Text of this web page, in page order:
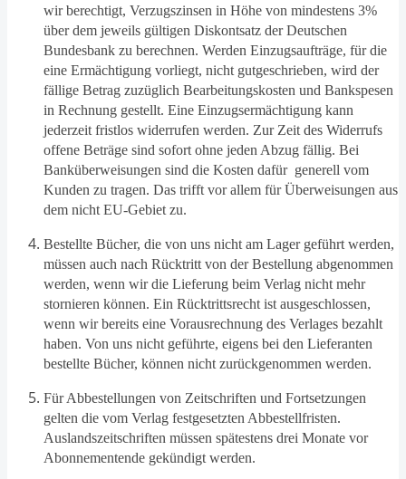
wir berechtigt, Verzugszinsen in Höhe von mindestens 3%
über dem jeweils gültigen Diskontsatz der Deutschen
Bundesbank zu berechnen. Werden Einzugsaufträge, für die
eine Ermächtigung vorliegt, nicht gutgeschrieben, wird der
fällige Betrag zuzüglich Bearbeitungskosten und Bankspesen
in Rechnung gestellt. Eine Einzugsermächtigung kann
jederzeit fristlos widerrufen werden. Zur Zeit des Widerrufs
offene Beträge sind sofort ohne jeden Abzug fällig. Bei
Banküberweisungen sind die Kosten dafür generell vom
Kunden zu tragen. Das trifft vor allem für Überweisungen aus
dem nicht EU-Gebiet zu.
Bestellte Bücher, die von uns nicht am Lager geführt werden,
müssen auch nach Rücktritt von der Bestellung abgenommen
werden, wenn wir die Lieferung beim Verlag nicht mehr
stornieren können. Ein Rücktrittsrecht ist ausgeschlossen,
wenn wir bereits eine Vorausrechnung des Verlages bezahlt
haben. Von uns nicht geführte, eigens bei den Lieferanten
bestellte Bücher, können nicht zurückgenommen werden.
Für Abbestellungen von Zeitschriften und Fortsetzungen
gelten die vom Verlag festgesetzten Abbestellfristen.
Auslandszeitschriften müssen spätestens drei Monate vor
Abonnementende gekündigt werden.